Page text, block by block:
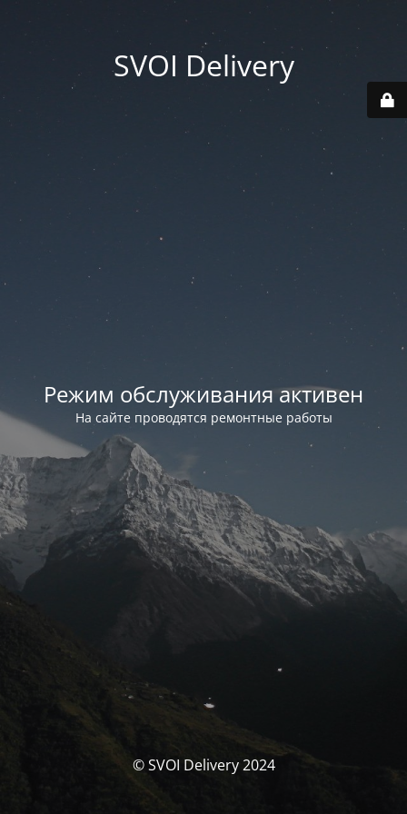
SVOI Delivery
Режим обслуживания активен
На сайте проводятся ремонтные работы
© SVOI Delivery 2024